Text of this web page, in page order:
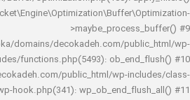
decoka/domains/decokadeh.com/
includes/functions.php(5493):
decokadeh.com/public_html/wp-
wp-hook.php(341):